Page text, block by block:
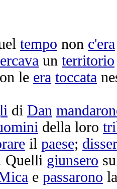
tempo non c'era
un territorio
le era toccata
di Dan
della loro
il paese;
Quelli giunsero
e passarono